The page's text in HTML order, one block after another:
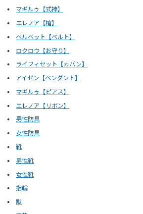
マギルゥ【式神】
エレノア【槍】
ベルベット【ベルト】
ロクロウ【お守り】
ライフィセット【カバン】
アイゼン【ペンダント】
マギルゥ【ピアス】
エレノア【リボン】
男性防具
女性防具
靴
男性靴
女性靴
指輪
獣
36-2 | 入手できるアイテム
36-3 | 入手できる薬草
36-4 | ねこにんボックスの場所
36-5 | 出現するボス・強敵の倒し方
36-6 | 発生するチャット
37 | ヴォーティガン（ロクロウ斬魔剣3）のマ
37-1 | 地相樹の場所
37-2 | 出現するボス・強敵の倒し方
37-3 | 発生するチャット
38 | ガリス湖道のマップ情報
38-1 | 入手できるアイテム
38-2 | 入手できる薬草
38-3 | ねこにんボックスの場所